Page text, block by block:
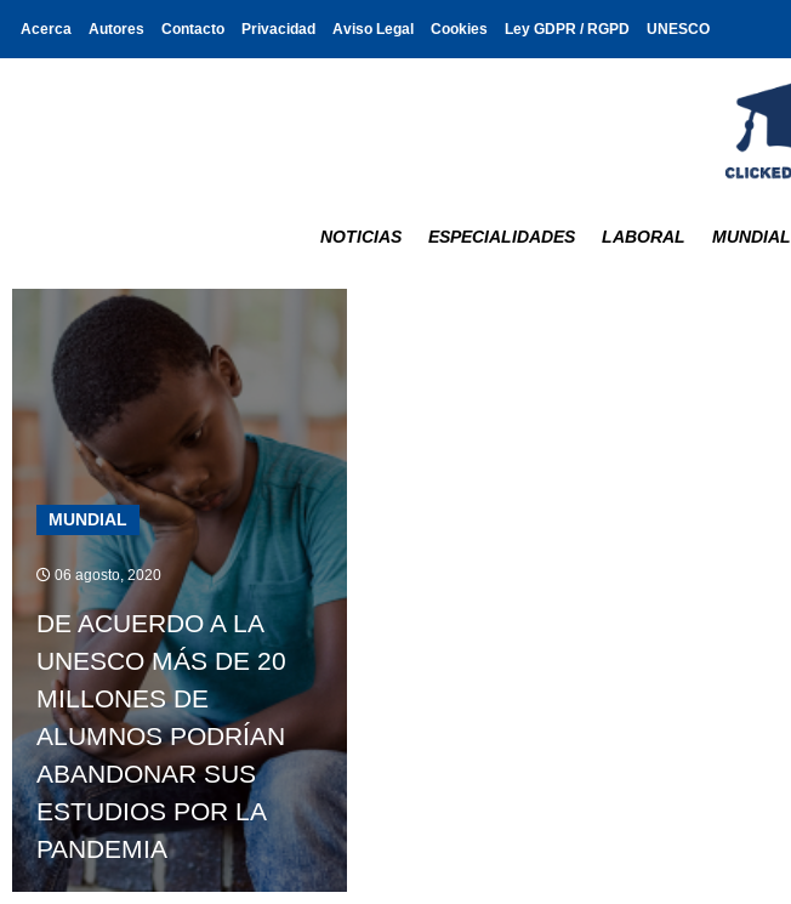
Acerca Autores Contacto Privacidad Aviso Legal Cookies Ley GDPR / RGPD UNESCO
NOTICIAS ESPECIALIDADES LABORAL MUNDIAL
MUNDIAL
06 agosto, 2020
DE ACUERDO A LA
UNESCO MÁS DE 20
MILLONES DE
ALUMNOS PODRÍAN
ABANDONAR SUS
ESTUDIOS POR LA
PANDEMIA